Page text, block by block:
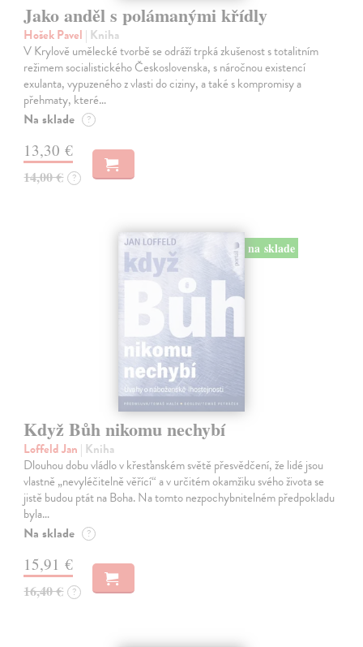
Jako anděl s polámanými křídly
Hošek Pavel | Kniha
V Krylově umělecké tvorbě se odráží trpká zkušenost s totalitním
režimem socialistického Československa, s náročnou existencí
exulanta, vypuzeného z vlasti do ciziny, a také s kompromisy a
přehmaty, které…
Na sklade ?
13,30 €
14,00 € ?
na sklade
Když Bůh nikomu nechybí
Loffeld Jan | Kniha
Dlouhou dobu vládlo v křesťanském světě přesvědčení, že lidé jsou
vlastně „nevyléčitelně věřící“ a v určitém okamžiku svého života se
jistě budou ptát na Boha. Na tomto nezpochybnitelném předpokladu
byla…
Na sklade ?
15,91 €
16,40 € ?